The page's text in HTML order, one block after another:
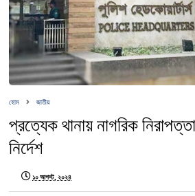
হোম জাতীয়
প্রত্যেক থানায় নাগরিক
নির্দেশ
১০ আগস্ট, ২০২৪